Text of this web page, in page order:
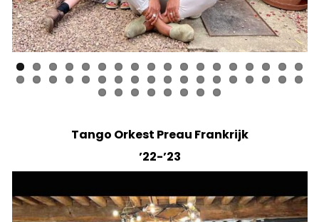
Tango Orkest Preau Frankrijk
’22-’23